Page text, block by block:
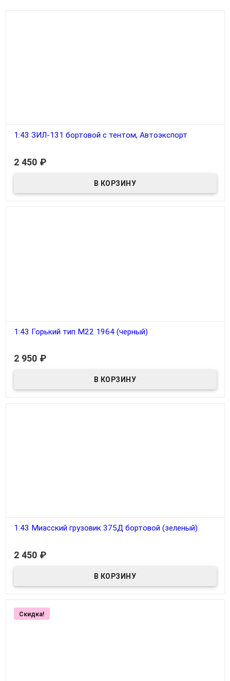
1:43 ЗИЛ-131 бортовой с тентом, Автоэкспорт
2 450 ₽
1:43 Горький тип M22 1964 (черный)
2 950 ₽
1:43 Миасский грузовик 375Д бортовой (зеленый)
2 450 ₽
Скидка!